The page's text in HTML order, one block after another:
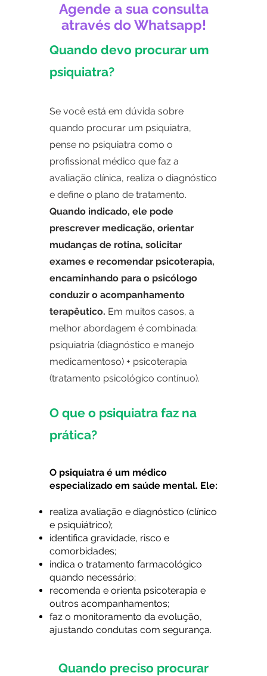
Agende a sua consulta
através do Whatsapp!
Quando devo procurar um
psiquiatra?
Se você está em dúvida sobre
quando procurar um psiquiatra,
pense no psiquiatra como o
profissional médico que faz a
avaliação clínica, realiza o diagnóstico
e define o plano de tratamento.
Quando indicado, ele pode
prescrever medicação, orientar
mudanças de rotina, solicitar
exames e recomendar psicoterapia,
encaminhando para o psicólogo
conduzir o acompanhamento
terapêutico. Em muitos casos, a
melhor abordagem é combinada:
psiquiatria (diagnóstico e manejo
medicamentoso) + psicoterapia
(tratamento psicológico contínuo).​
O que o psiquiatra faz na
prática?
O psiquiatra é um médico
especializado em saúde mental. Ele:
realiza avaliação e diagnóstico (clínico
e psiquiátrico);
identifica gravidade, risco e
comorbidades;
indica o tratamento farmacológico
quando necessário;
recomenda e orienta psicoterapia e
outros acompanhamentos;
faz o monitoramento da evolução,
ajustando condutas com segurança.
Quando preciso procurar